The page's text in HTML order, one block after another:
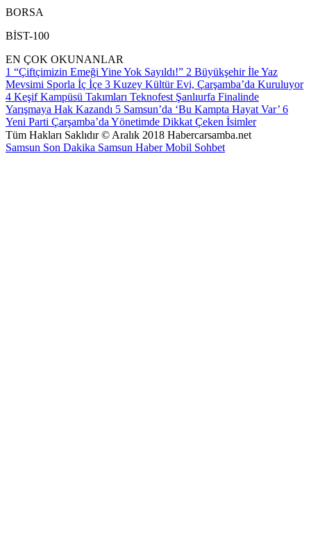
BORSA
BİST-100
EN ÇOK OKUNANLAR
1 “Çiftçimizin Emeği Yine Yok Sayıldı!” 2 Büyükşehir İle Yaz
Mevsimi Sporla İç İçe 3 Kuzey Kültür Evi, Çarşamba’da Kuruluyor
4 Keşif Kampüsü Takımları Teknofest Şanlıurfa Finalinde
Yarışmaya Hak Kazandı 5 Samsun’da ‘Bu Kampta Hayat Var’ 6
Yeni Parti Çarşamba’da Yönetimde Dikkat Çeken İsimler
Tüm Hakları Saklıdır © Aralık 2018 Habercarsamba.net
Samsun Son Dakika Samsun HaberMobil Sohbet